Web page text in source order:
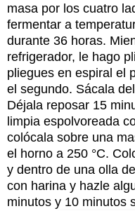
masa por los cuatro
fermentar a
durante 36 horas.
refrigerador, le hago
pliegues en espiral el
el segundo. Sácala
Déjala reposar 15
limpia espolvoreada
colócala sobre una
el horno a 250 °C.
y dentro de una olla
con harina y hazle
minutos y 10 minutos